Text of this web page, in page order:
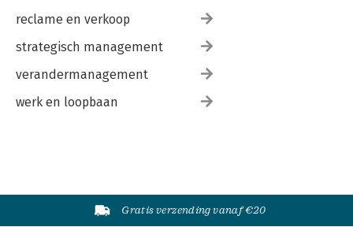
reclame en verkoop
strategisch management
verandermanagement
werk en loopbaan
Gratis verzending vanaf €20